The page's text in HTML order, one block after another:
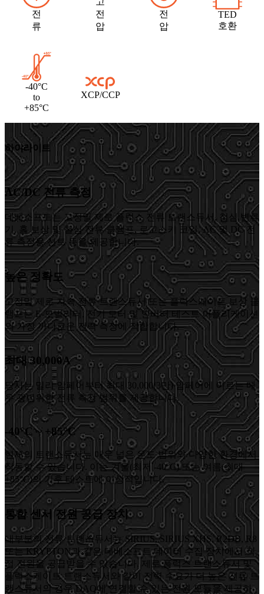
전
류
전
압
전
압
TED
호환
-40°C
to
+85°C
XCP/CCP
하이라이트
AC/DC 전류 측정
데베소프트는 고정밀 제로 플럭스 전류 트랜스듀서, 철심 변류
기, 홀 보상 및 철심 전류 클램프, 로고스키 코일, AC 및 DC 전
류 측정용 션트 등을 제공합니다.
높은 정확도
고정밀 제로 자속 전류 트랜스듀서 또는 플럭스게이트 보상 클
램프는 E-모빌리티, 전기 모터 및 인버터 테스트 어플리케이션
의 가장 까다로운 전력 측정에 적합합니다.
최대 30,000A
당사는 밀리 암페어부터 최대 30,000(3만) 암페어에 이르는 매
우 광범위한 전류 측정 범위를 제공합니다.
-40°C ~ +85°C
현재의 트랜스듀서는 매우 넓은 온도 범위와 다양한 환경에서
작동할 수 있습니다. 이는 겨울(최저 -40°C) 또는 여름(최대
+85°C)의 기후 테스트에 이상적입니다.
통합 센서 전원 공급 장치
대부분의 전류 트랜스듀서는 SIRIUS, SIRIUS XHS, R2DB, R8
또는 KRYPTON과 같은 데베소프트 데이터 수집 장치에서 직
접 전원을 공급받을 수 있습니다. 제로 플럭스 트랜스듀서 및
플럭스게이트 트랜스듀서와 같이 전력 수요가 더 높은 전류 트
랜스듀서의 경우 DAQ에 연결할 수 있는 전원 모듈을 제공하